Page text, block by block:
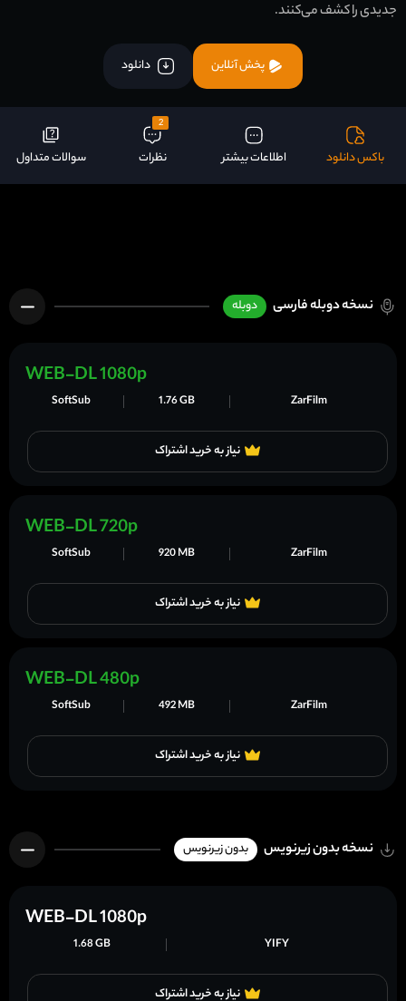
جدیدی را کشف می‌کنند.
پخش آنلاین دانلود
باکس دانلود اطلاعات بیشتر
2
نظرات سوالات متداول
نسخه دوبله فارسی دوبله
نیاز به خرید اشتراک
ZarFilm
1.76 GB
SoftSub
WEB-DL 1080p
نیاز به خرید اشتراک
ZarFilm
920 MB
SoftSub
WEB-DL 720p
نیاز به خرید اشتراک
ZarFilm
492 MB
SoftSub
WEB-DL 480p
نسخه بدون زیرنویس بدون زیرنویس
نیاز به خرید اشتراک
YIFY
1.68 GB
WEB-DL 1080p